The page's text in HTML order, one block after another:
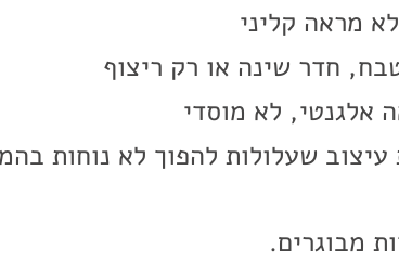
מראה קליני
חדר שינה או רק ריצוף
אלגנטי, לא מוסדי
שעלולות להפוך לא נוחות
מבוגרים.